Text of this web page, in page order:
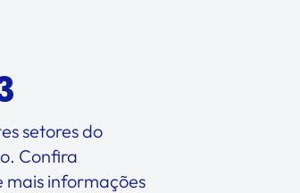
setores do
Confira
mais informações